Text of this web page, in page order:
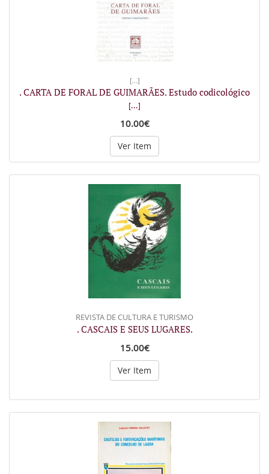
[...]
. CARTA DE FORAL DE GUIMARÃES. Estudo codicológico
[...]
10.00€
Ver Item
REVISTA DE CULTURA E TURISMO
. CASCAIS E SEUS LUGARES.
15.00€
Ver Item